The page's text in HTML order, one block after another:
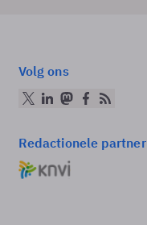
Volg ons
Redactionele partner